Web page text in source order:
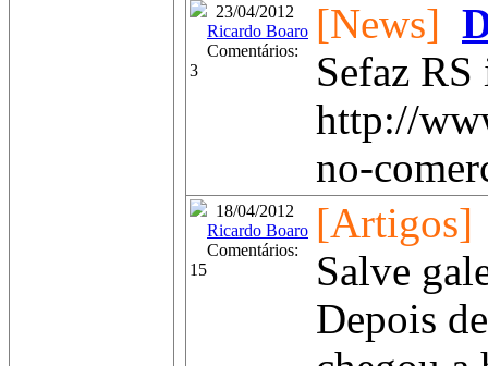
23/04/2012
Ricardo Boaro
Comentários:
3
[News]
Sefaz
http://
no-
18/04/2012
Ricardo Boaro
Comentários:
15
[Artigos]
Salve
Depois